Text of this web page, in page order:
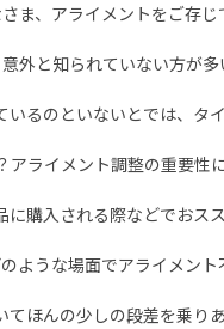
ま、アライメントをご存じ
意外と知られていない方が多
いるのといないとでは、タ
ライメント調整の重要性
に購入される際などでおス
ような場面でアライメント
ほんの少しの段差を乗り